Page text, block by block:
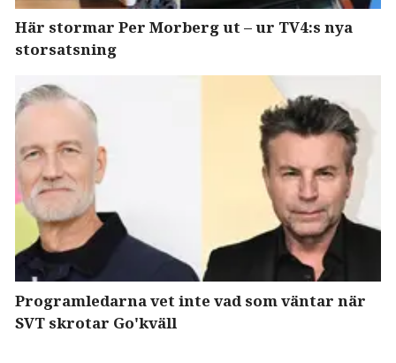
Här stormar Per Morberg ut – ur TV4:s nya
storsatsning
Programledarna vet inte vad som väntar när
SVT skrotar Go'kväll